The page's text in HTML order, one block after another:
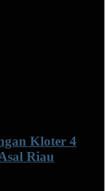
Kloter 4
Riau